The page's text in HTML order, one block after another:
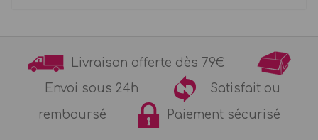
Livraison offerte dès 79€
Envoi sous 24h
Satisfait ou
remboursé
Paiement sécurisé